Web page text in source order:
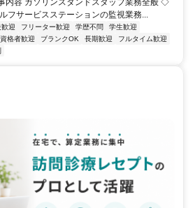
内容 ガソリンスタンドスタッフ業務全般 ◇
フサービスステーションの監視業務...
迎 フリーター歓迎 学歴不問
学生歓迎
格者歓迎 ブランクOK 長期歓迎
フルタイム歓迎